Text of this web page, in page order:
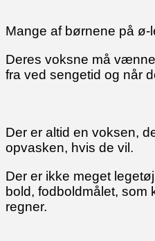
Mange af børnene på
Deres voksne må
fra ved sengetid og når
Der er altid en voksen,
opvasken, hvis de vil.
Der er ikke meget
bold, fodboldmålet, som
regner.